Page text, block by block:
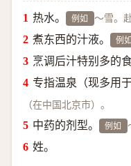
热水。
例如 ～雪。
煮东西的汁液。 例如
烹调后汁特别多的食
专指温泉（现多用于
（在中国北京市）。
中药的剂型。 例如
姓。